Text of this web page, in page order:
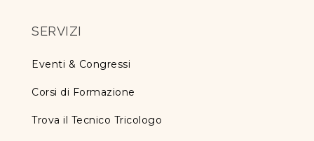
SERVIZI
Eventi & Congressi
Corsi di Formazione
Trova il Tecnico Tricologo